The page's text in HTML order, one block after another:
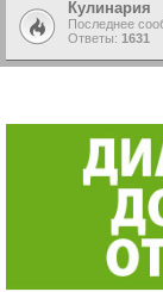
Кулинария
Последнее
Ответы: 1631